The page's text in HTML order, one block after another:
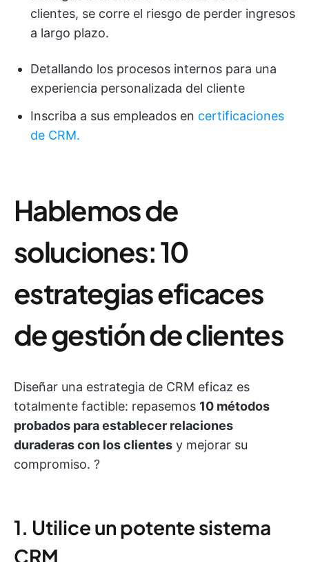
clientes, se corre el riesgo de perder ingresos
a largo plazo.
Detallando los procesos internos para una
experiencia personalizada del cliente
Inscriba a sus empleados en certificaciones
de CRM.
Hablemos de
soluciones: 10
estrategias eficaces
de gestión de clientes
Diseñar una estrategia de CRM eficaz es
totalmente factible: repasemos 10 métodos
probados para establecer relaciones
duraderas con los clientes y mejorar su
compromiso. ?
1. Utilice un potente sistema
CRM